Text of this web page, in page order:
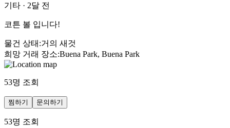
기타 · 2달 전
코튼 볼 입니다!
물건 상태 :거의 새것
희망 거래 장소:Buena Park, Buena Park
53명 조회
찜하기 문의하기
53명 조회